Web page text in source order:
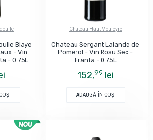
Blaye
- Vin
- 0.75L
Chateau Haut Mouleyre
Chateau Sergant Lalande de
Pomerol - Vin Rosu Sec -
Franta - 0.75L
152,99 lei
ADAUGĂ ÎN COŞ